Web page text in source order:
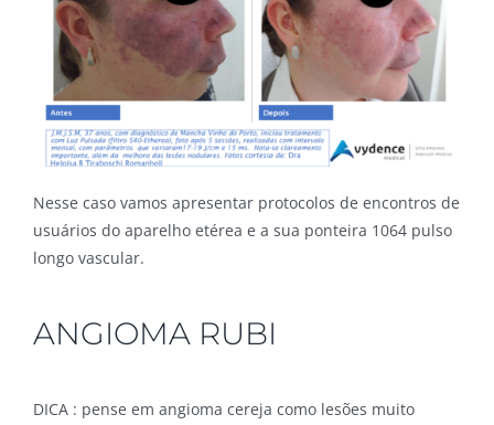
Nesse caso vamos apresentar protocolos de encontros de
usuários do aparelho etérea e a sua ponteira 1064 pulso
longo vascular.
ANGIOMA RUBI
DICA : pense em angioma cereja como lesões muito